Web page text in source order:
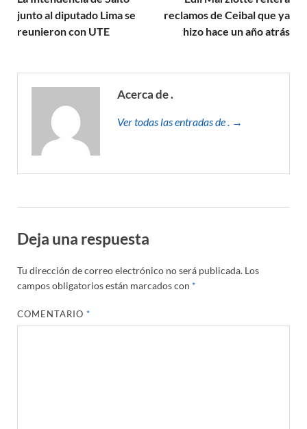
junto al diputado Lima se
reunieron con UTE
reclamos de Ceibal que ya
hizo hace un año atrás
Acerca de .
Ver todas las entradas de . →
Deja una respuesta
Tu dirección de correo electrónico no será publicada. Los
campos obligatorios están marcados con *
COMENTARIO*